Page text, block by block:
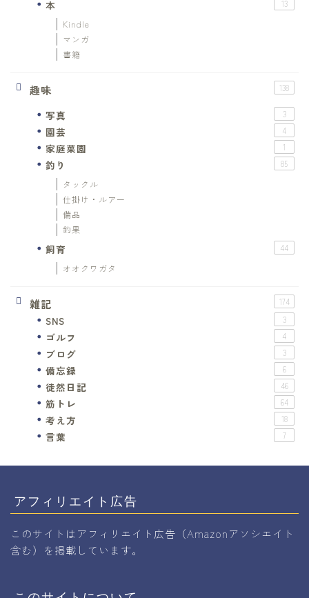
本 13
Kindle
マンガ
書籍
趣味 138
写真 3
園芸 4
家庭菜園 1
釣り 85
タックル
仕掛け・ルアー
備品
釣果
飼育 44
オオクワガタ
雑記 174
SNS 3
ゴルフ 4
ブログ 3
備忘録 6
徒然日記 46
筋トレ 64
考え方 18
言葉 7
アフィリエイト広告
このサイトはアフィリエイト広告（Amazonアソシエイト
含む）を掲載しています。